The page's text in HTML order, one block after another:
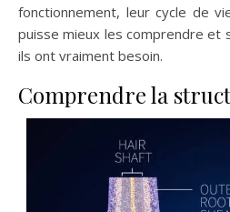
fonctionnement, leur cycle de
puisse mieux les comprendre
ils ont vraiment besoin.
Comprendre la